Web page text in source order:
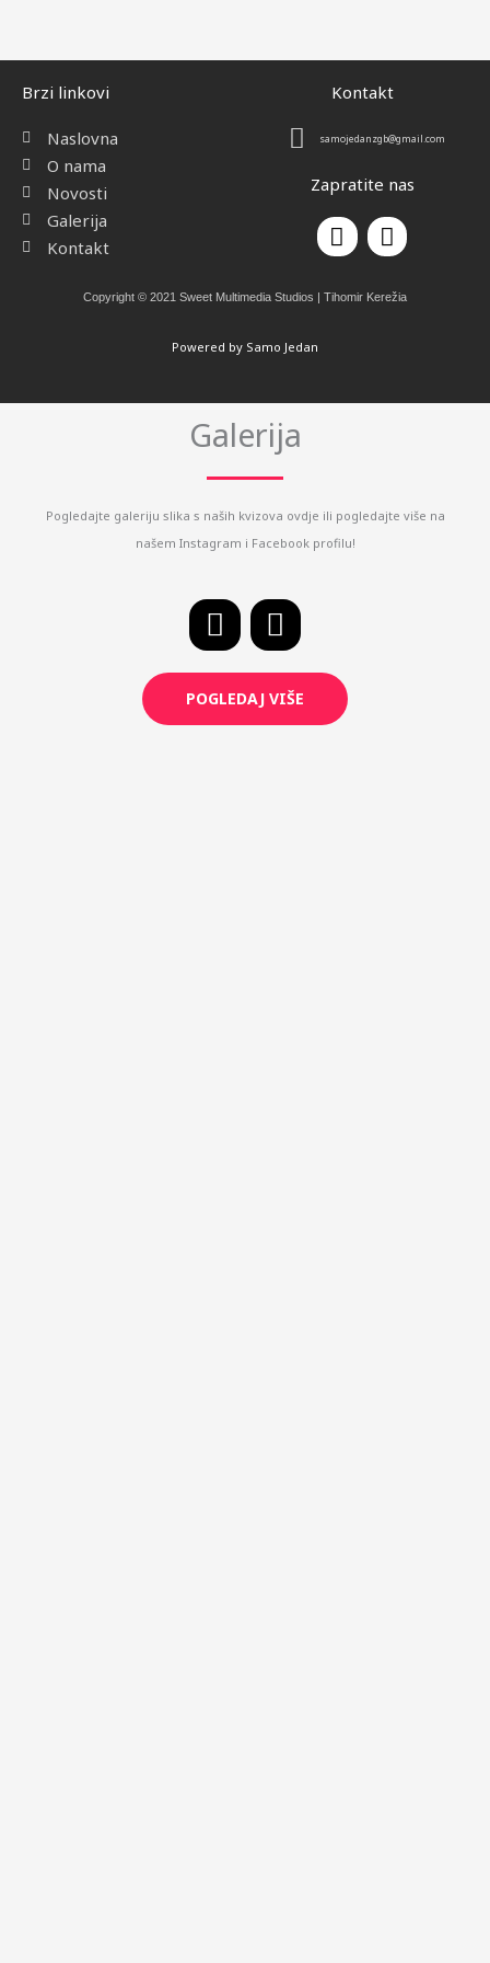
Brzi linkovi
Naslovna
O nama
Novosti
Galerija
Kontakt
Kontakt
samojedanzgb@gmail.com
Zapratite nas
F
a
e
k
I
n
t
a
Copyright © 2021 Sweet Multimedia Studios | Tihomir Kerežia
Powered by Samo Jedan
Galerija
Pogledajte galeriju slika s naših kvizova ovdje ili pogledajte više na
našem Instagram i Facebook profilu!
F
a
c
e
I
n
s
t
POGLEDAJ VIŠE